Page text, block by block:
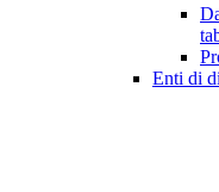
Enti di